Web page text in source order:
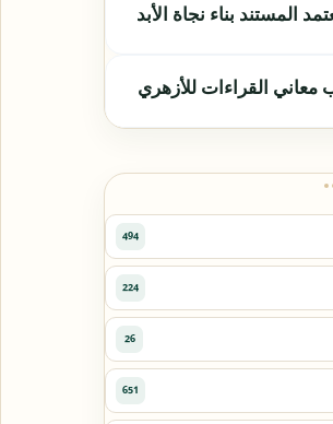
المستند بناء نجاة الأبد
معاني القراءات للأزهري